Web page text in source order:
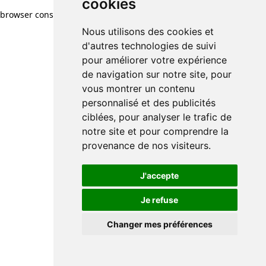
cookies
Nous utilisons des cookies et
d'autres technologies de suivi
pour améliorer votre expérience
de navigation sur notre site, pour
vous montrer un contenu
personnalisé et des publicités
ciblées, pour analyser le trafic de
notre site et pour comprendre la
provenance de nos visiteurs.
J'accepte
Je refuse
Changer mes préférences
browser console for more information)